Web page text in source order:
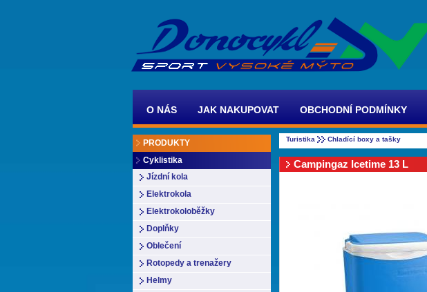
O NÁS JAK NAKUPOVAT OBCHODNÍ PODMÍNKY
PRODUKTY
Cyklistika
Jízdní kola
Elektrokola
Elektrokoloběžky
Doplňky
Oblečení
Rotopedy a trenažery
Helmy
Turistika Chladící boxy a tašky
Campingaz Icetime 13 L